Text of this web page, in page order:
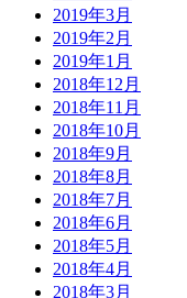
2019年3月
2019年2月
2019年1月
2018年12月
2018年11月
2018年10月
2018年9月
2018年8月
2018年7月
2018年6月
2018年5月
2018年4月
2018年3月